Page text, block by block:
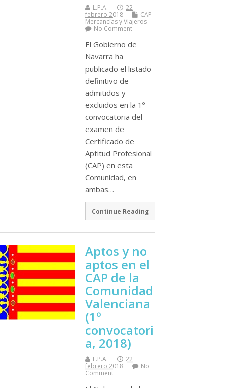
L.P.A.
22
febrero 2018
CAP
Mercancí­as y Viajeros
No Comment
El Gobierno de
Navarra ha
publicado el listado
definitivo de
admitidos y
excluidos en la 1º
convocatoria del
examen de
Certificado de
Aptitud Profesional
(CAP) en esta
Comunidad, en
ambas…
Continue Reading
Aptos y no
aptos en el
CAP de la
Comunidad
Valenciana
(1º
convocatori
a, 2018)
L.P.A.
22
febrero 2018
No
Comment